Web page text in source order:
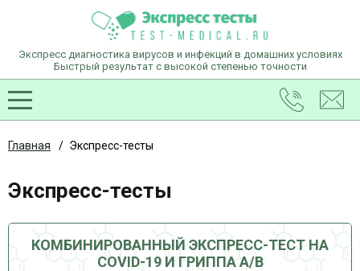
Экспресс диагностика вирусов и инфекций в домашних условиях
Быстрый результат с высокой степенью точности
Главная / Экспресс-тесты
Экспресс-тесты
КОМБИНИРОВАННЫЙ ЭКСПРЕСС-ТЕСТ НА
COVID-19 И ГРИППА А/В